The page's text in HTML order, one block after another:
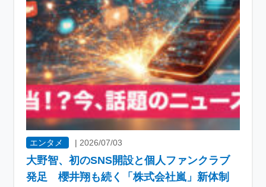
エンタメ |2026/07/03
大野智、初のSNS開設と個人ファンクラブ
発足 櫻井翔も続く「株式会社嵐」新体制